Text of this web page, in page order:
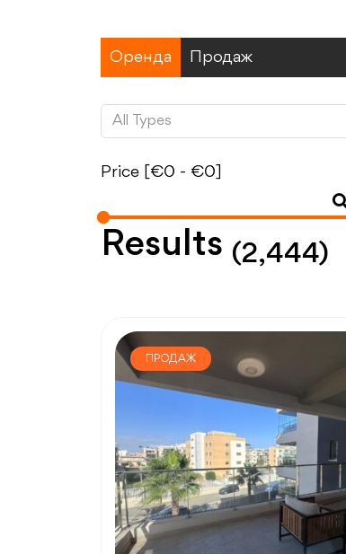
Оренда Продаж
Price [ €0 - €0
Results (2,444)
ПРОДАЖ